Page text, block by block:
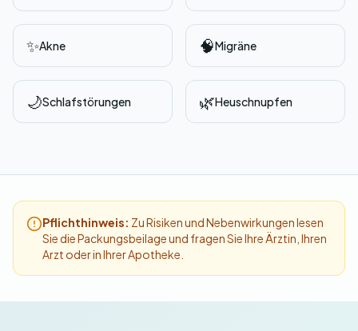
✨Akne 🧠Migräne
🌙Schlafstörungen 🌿Heuschnupfen
Pflichthinweis: Zu Risiken und Nebenwirkungen lesen
Sie die Packungsbeilage und fragen Sie Ihre Ärztin, Ihren
Arzt oder in Ihrer Apotheke.